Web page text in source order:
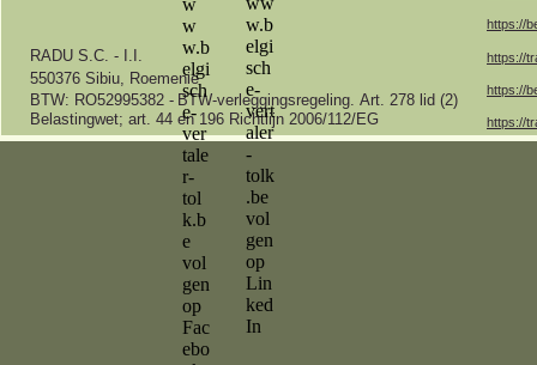
https://
https://
https://
https://
RADU S.C. - I.I.
550376 Sibiu, Roemenië
BTW: RO52995382 - BTW-verleggingsregeling. Art. 278 lid (2)
Belastingwet; art. 44 en 196 Richtlijn 2006/112/EG